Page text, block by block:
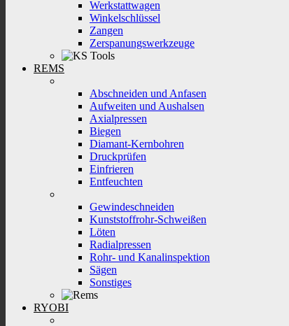
Werkstattwagen
Winkelschlüssel
Zangen
Zerspanungswerkzeuge
REMS
Abschneiden und Anfasen
Aufweiten und Aushalsen
Axialpressen
Biegen
Diamant-Kernbohren
Druckprüfen
Einfrieren
Entfeuchten
Gewindeschneiden
Kunststoffrohr-Schweißen
Löten
Radialpressen
Rohr- und Kanalinspektion
Sägen
Sonstiges
RYOBI